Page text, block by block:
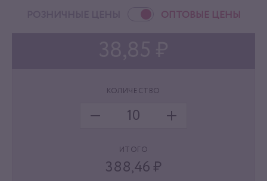
ОПТОВЫЕ ЦЕНЫ
КОЛИЧЕСТВО
ИТОГО
388,46 ₽